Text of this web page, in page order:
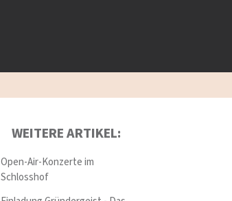
WEITERE ARTIKEL:
Open-Air-Konzerte im
Schlosshof